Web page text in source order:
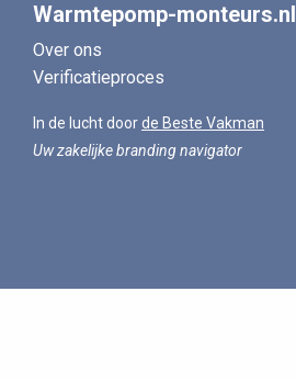
Warmtepomp-monteurs.nl
Over ons
Verificatieproces
In de lucht doorde Beste Vakman
Uw zakelijke branding navigator